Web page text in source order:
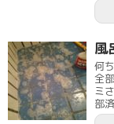
風
何
全
ミ
部